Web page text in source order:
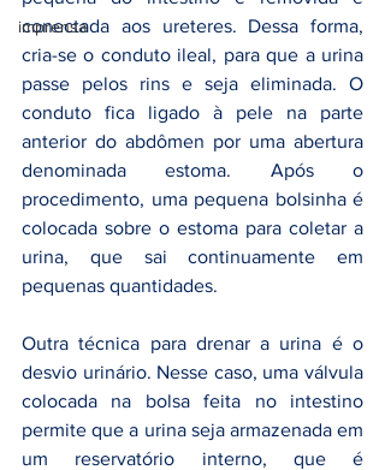
imprensa
conectada aos ureteres. Dessa forma,
cria-se o conduto ileal, para que a urina
passe pelos rins e seja eliminada. O
conduto fica ligado à pele na parte
anterior do abdômen por uma abertura
denominada estoma. Após o
procedimento, uma pequena bolsinha é
colocada sobre o estoma para coletar a
urina, que sai continuamente em
pequenas quantidades.
Outra técnica para drenar a urina é o
desvio urinário. Nesse caso, uma válvula
colocada na bolsa feita no intestino
permite que a urina seja armazenada em
um reservatório interno, que é